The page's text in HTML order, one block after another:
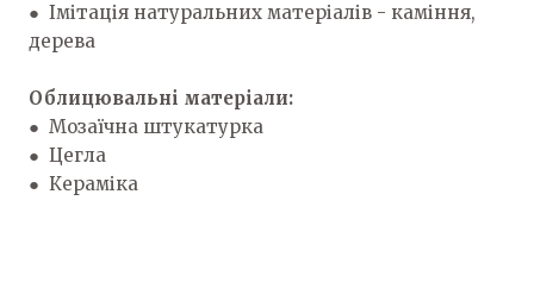
● Імітація натуральних матеріалів - каміння,
дерева
Облицювальні матеріали:
● Мозаїчна штукатурка
● Цегла
● Кераміка